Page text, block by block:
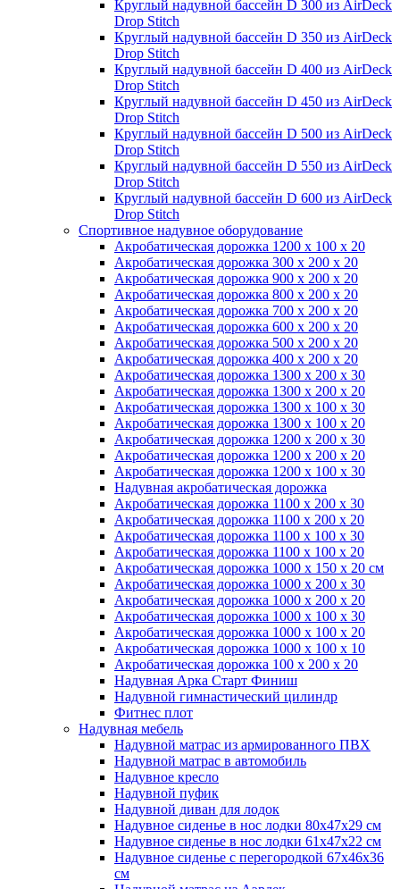
Круглый надувной бассейн D 300 из AirDeck
Drop Stitch
Круглый надувной бассейн D 350 из AirDeck
Drop Stitch
Круглый надувной бассейн D 400 из AirDeck
Drop Stitch
Круглый надувной бассейн D 450 из AirDeck
Drop Stitch
Круглый надувной бассейн D 500 из AirDeck
Drop Stitch
Круглый надувной бассейн D 550 из AirDeck
Drop Stitch
Круглый надувной бассейн D 600 из AirDeck
Drop Stitch
Спортивное надувное оборудование
Акробатическая дорожка 1200 x 100 x 20
Акробатическая дорожка 300 x 200 x 20
Акробатическая дорожка 900 x 200 x 20
Акробатическая дорожка 800 x 200 x 20
Акробатическая дорожка 700 x 200 x 20
Акробатическая дорожка 600 x 200 x 20
Акробатическая дорожка 500 x 200 x 20
Акробатическая дорожка 400 x 200 x 20
Акробатическая дорожка 1300 x 200 x 30
Акробатическая дорожка 1300 x 200 x 20
Акробатическая дорожка 1300 x 100 x 30
Акробатическая дорожка 1300 x 100 x 20
Акробатическая дорожка 1200 x 200 x 30
Акробатическая дорожка 1200 x 200 x 20
Акробатическая дорожка 1200 x 100 x 30
Надувная акробатическая дорожка
Акробатическая дорожка 1100 x 200 x 30
Акробатическая дорожка 1100 x 200 x 20
Акробатическая дорожка 1100 x 100 x 30
Акробатическая дорожка 1100 x 100 x 20
Акробатическая дорожка 1000 x 150 x 20 см
Акробатическая дорожка 1000 x 200 x 30
Акробатическая дорожка 1000 x 200 x 20
Акробатическая дорожка 1000 x 100 x 30
Акробатическая дорожка 1000 x 100 x 20
Акробатическая дорожка 1000 x 100 x 10
Акробатическая дорожка 100 x 200 x 20
Надувная Арка Старт Финиш
Надувной гимнастический цилиндр
Фитнес плот
Надувная мебель
Надувной матрас из армированного ПВХ
Надувной матрас в автомобиль
Надувное кресло
Надувной пуфик
Надувной диван для лодок
Надувное сиденье в нос лодки 80х47х29 см
Надувное сиденье в нос лодки 61х47х22 см
Надувное сиденье с перегородкой 67х46х36
см